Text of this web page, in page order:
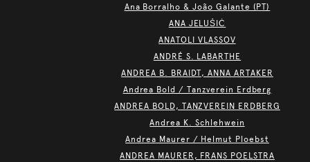
Ana Borralho & João Galante (PT)
ANA JELUŠIĆ
ANATOLI VLASSOV
ANDRÉ S. LABARTHE
ANDREA B. BRAIDT, ANNA ARTAKER
Andrea Bold / Tanzverein Erdberg
ANDREA BOLD, TANZVEREIN ERDBERG
Andrea K. Schlehwein
Andrea Maurer / Helmut Ploebst
ANDREA MAURER, FRANS POELSTRA